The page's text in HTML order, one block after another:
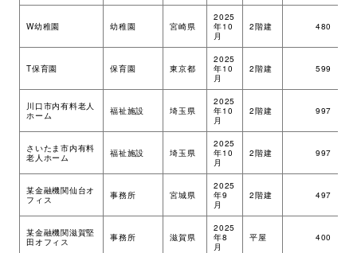
イベントレポート一覧
W幼稚園 幼稚園 宮崎県
2025
年10
月
2階建 480
T保育園 保育園 東京都
2025
年10
月
2階建 599
川口市内有料老人
ホーム
福祉施設 埼玉県
2025
年10
月
2階建 997
さいたま市内有料
老人ホーム
福祉施設 埼玉県
2025
年10
月
2階建 997
某金融機関仙台オ
フィス
事務所 宮城県
2025
年9
月
2階建 497
某金融機関滋賀堅
田オフィス
事務所 滋賀県
2025
年8
月
平屋 400